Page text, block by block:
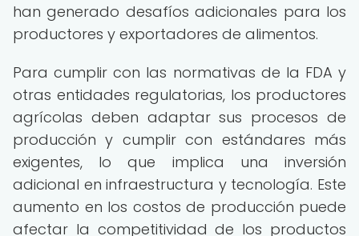
han generado desafíos adicionales para los
productores y exportadores de alimentos.
Para cumplir con las normativas de la FDA y
otras entidades regulatorias, los productores
agrícolas deben adaptar sus procesos de
producción y cumplir con estándares más
exigentes, lo que implica una inversión
adicional en infraestructura y tecnología. Este
aumento en los costos de producción puede
afectar la competitividad de los productos